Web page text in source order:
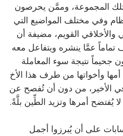
المجموعة، وممَّن يحرصون
وفي مختلف المواضيع التي
والأخلاقي القويم، مضيفة أن
عمَّا ينشره ويتفاعل معه
جحيماً نتيجة سوء المعاملة
وأخواتها من طرف هذا الأخ
في الأخير، من دون أن تُفصح عن
يُفتضح أمرها وتزيد الطِّين بلَّةً.
على أن يُبرزوا أجمل